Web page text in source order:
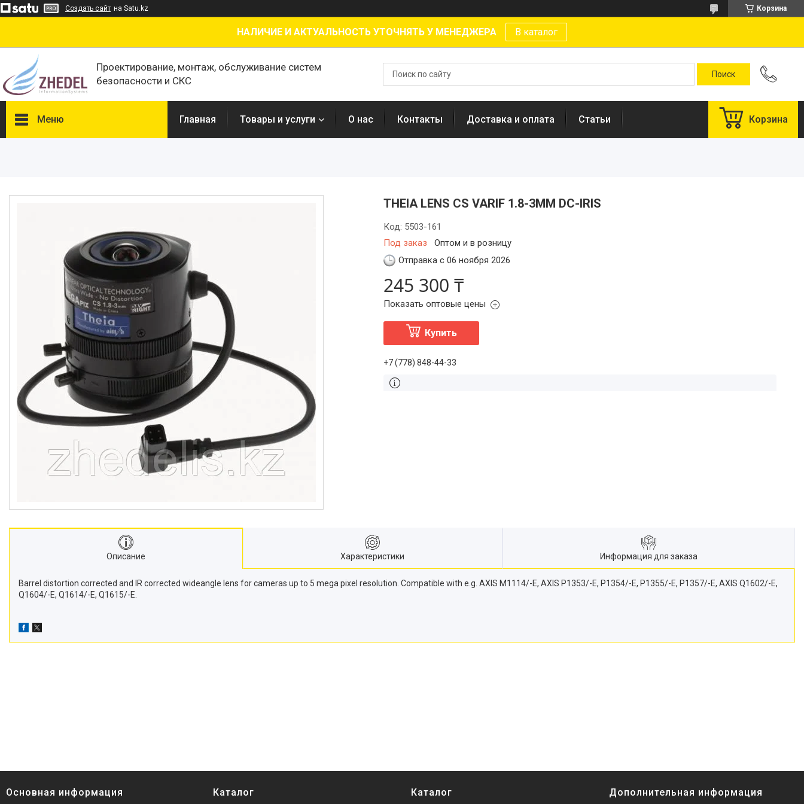
Создать сайт на Satu.kz Корзина
НАЛИЧИЕ И АКТУАЛЬНОСТЬ УТОЧНЯТЬ У МЕНЕДЖЕРА В каталог
Проектирование, монтаж, обслуживание систем
безопасности и СКС
Меню Главная Товары и услуги О нас Контакты Доставка и оплата Статьи Корзина
THEIA LENS CS VARIF 1.8-3MM DC-IRIS
Под заказ Оптом и в розницу
Код: 5503-161
Отправка с 06 ноября 2026
245 300 ₸
Показать оптовые цены
Купить
+7 (778) 848-44-33
Описание Характеристики Информация для заказа
Barrel distortion corrected and IR corrected wideangle lens for cameras up to 5 mega pixel resolution. Compatible with e.g. AXIS M1114/-E, AXIS P1353/-E, P1354/-E, P1355/-E, P1357/-E, AXIS Q1602/-E,
Q1604/-E, Q1614/-E, Q1615/-E.
Основная информация Каталог Каталог Дополнительная информация